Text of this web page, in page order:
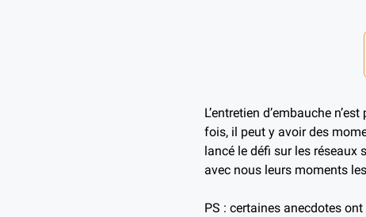
L’entretien d’embauche
fois, il peut y avoir des
lancé le défi sur les
avec nous leurs moments
PS : certaines anecdotes